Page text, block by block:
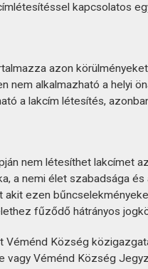
kapcsolatos
azon
nem alkalmazható a helyi
a lakcím létesítés,
nem létesíthet lakcímet
a nemi élet szabadsága
akit ezen
fűződő hátrányos
Véménd Község
vagy Véménd Község